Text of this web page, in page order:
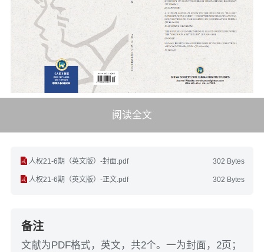
阅读全文
302 Bytes
人权21-6期（英文版）-封面.pdf
302 Bytes
人权21-6期（英文版）-正文.pdf
备注
文献为PDF格式，英文，共2个。一为封面，2页；